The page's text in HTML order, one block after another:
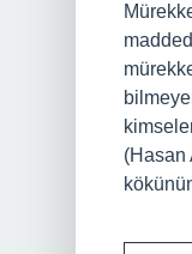
(Hasan